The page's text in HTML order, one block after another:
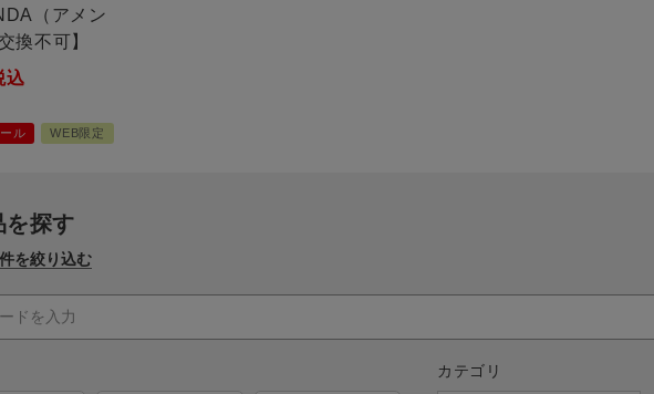
（アメン
換不可】
込
ル WEB限定
を探す
を絞り込む
カテゴリ